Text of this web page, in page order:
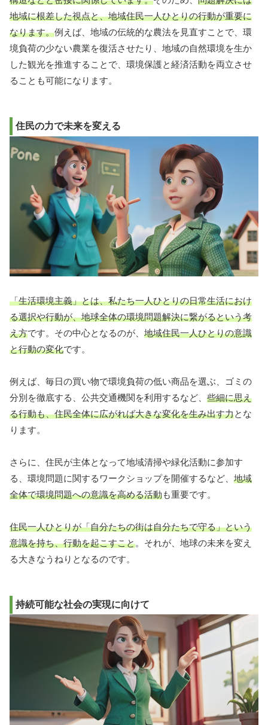
地域に根差した視点と、地域住民一人ひとりの行動が重要に
なります。例えば、地域の伝統的な農法を見直すことで、環
境負荷の少ない農業を復活させたり、地域の自然環境を生か
した観光を推進することで、環境保護と経済活動を両立させ
ることも可能になります。
住民の力で未来を変える
「生活環境主義」とは、私たち一人ひとりの日常生活におけ
る選択や行動が、地球全体の環境問題解決に繋がるという考
え方です。その中心となるのが、 地域住民一人ひとりの意識
と行動の変化です。
例えば、毎日の買い物で環境負荷の低い商品を選ぶ、ゴミの
分別を徹底する、公共交通機関を利用するなど、 些細に思え
る行動も、住民全体に広がれば大きな変化を生み出す力とな
ります。
さらに、住民が主体となって地域清掃や緑化活動に参加す
る、環境問題に関するワークショップを開催するなど、 地域
全体で環境問題への意識を高める活動も重要です。
住民一人ひとりが「自分たちの街は自分たちで守る」という
意識を持ち、行動を起こすこと。それが、地球の未来を変え
る大きなうねりとなるのです。
持続可能な社会の実現に向けて